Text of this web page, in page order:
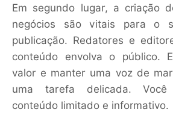
Em segundo lugar, a criação
negócios são vitais para o
publicação. Redatores e
conteúdo envolva o público.
valor e manter uma voz de
uma tarefa delicada.
conteúdo limitado e informativo.